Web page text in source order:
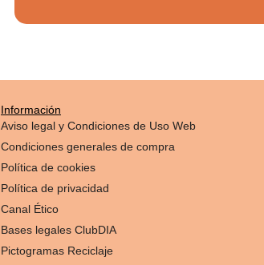
Información
Aviso legal y Condiciones de Uso Web
Condiciones generales de compra
Política de cookies
Política de privacidad
Canal Ético
Bases legales ClubDIA
Pictogramas Reciclaje